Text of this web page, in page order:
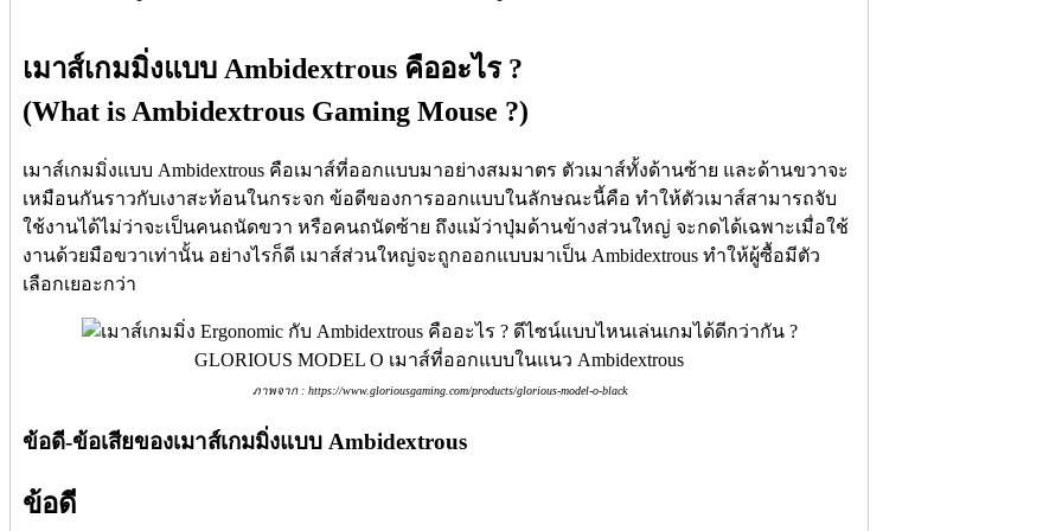
เมาส์เกมมิ่งแบบ Ambidextrous คืออะไร ?
(What is Ambidextrous Gaming Mouse ?)
เมาส์เกมมิ่งแบบ Ambidextrous คือเมาส์ที่ออกแบบมาอย่างสมมาตร ตัวเมาส์ทั้งด้านซ้าย และด้านขวาจะ
เหมือนกันราวกับเงาสะท้อนในกระจก ข้อดีของการออกแบบในลักษณะนี้คือ ทำให้ตัวเมาส์สามารถจับ
ใช้งานได้ไม่ว่าจะเป็นคนถนัดขวา หรือคนถนัดซ้าย ถึงแม้ว่าปุ่มด้านข้างส่วนใหญ่ จะกดได้เฉพาะเมื่อใช้
งานด้วยมือขวาเท่านั้น อย่างไรก็ดี เมาส์ส่วนใหญ่จะถูกออกแบบมาเป็น Ambidextrous ทำให้ผู้ซื้อมีตัว
เลือกเยอะกว่า
GLORIOUS MODEL O เมาส์ที่ออกแบบในแนว Ambidextrous
ภาพจาก : https://www.gloriousgaming.com/products/glorious-model-o-black
ข้อดี-ข้อเสียของเมาส์เกมมิ่งแบบ Ambidextrous
ข้อดี